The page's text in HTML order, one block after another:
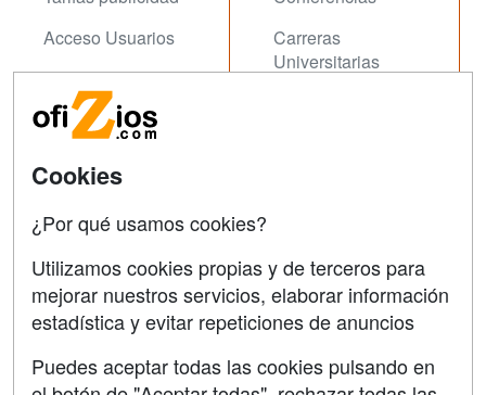
Acceso Usuarios
Acceso Centros
Carreras
Universitarias
Contactar
Copyleft
Cookies
¿Por qué usamos cookies?
Utilizamos cookies propias y de terceros para
mejorar nuestros servicios, elaborar información
estadística y evitar repeticiones de anuncios
Puedes aceptar todas las cookies pulsando en